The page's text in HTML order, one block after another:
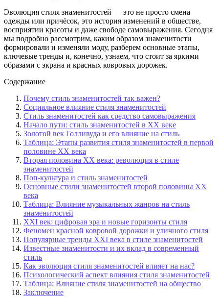
Эволюция стиля знаменитостей — это не просто смена
одежды или причёсок, это история изменений в обществе,
восприятии красоты и даже свободе самовыражения. Сегодня
мы подробно рассмотрим, каким образом знаменитости
формировали и изменяли моду, разберем основные этапы,
ключевые тренды и, конечно, узнаем, что стоит за яркими
образами с экрана и красных ковровых дорожек.
Содержание
Почему стиль знаменитостей так важен?
Социальное влияние стиля знаменитостей
Стиль знаменитостей как средство самовыражения
Начало пути: стиль знаменитостей в XX веке
Золотой век Голливуда и его влияние на стиль
Таблица: Этапы развития стиля знаменитостей в первой
половине XX века
Вторая половина XX века: революция в стиле
знаменитостей
Поп-культура и стиль знаменитостей
Основные стили знаменитостей второй половины XX
века
Таблица: Влияние музыкальных жанров на стиль
знаменитостей
XXI век: цифровая эра и новые горизонты стиля
Феномен красной ковровой дорожки и уличного стиля
Популярные тренды XXI века в стиле знаменитостей
Известные знаменитости и их вклад в современный
стиль
Как эволюция стиля знаменитостей влияет на нас?
Психологический аспект влияния стиля знаменитостей
Таблица: Влияние стиля знаменитостей на общество
Заключение